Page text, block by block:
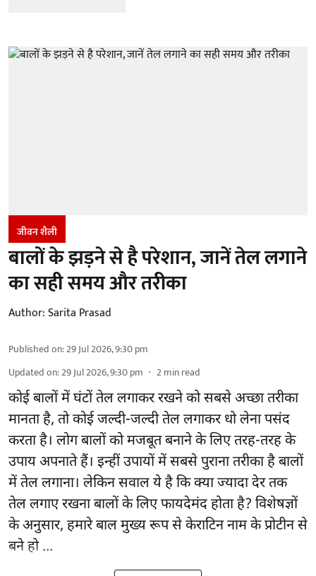
जीवन शैली
बालों के झड़ने से है परेशान, जानें तेल लगाने
का सही समय और तरीका
Author:Sarita Prasad
Published on:29 Jul 2026, 9:30 pm
Updated on:29 Jul 2026, 9:30 pm 2min read
कोई बालों में घंटों तेल लगाकर रखने को सबसे अच्छा तरीका
मानता है, तो कोई जल्दी-जल्दी तेल लगाकर धो लेना पसंद
करता है। लोग बालों को मजबूत बनाने के लिए तरह-तरह के
उपाय अपनाते हैं। इन्हीं उपायों में सबसे पुराना तरीका है बालों
में तेल लगाना। लेकिन सवाल ये है कि क्या ज्यादा देर तक
तेल लगाए रखना बालों के लिए फायदेमंद होता है? विशेषज्ञों
के अनुसार, हमारे बाल मुख्य रूप से केराटिन नाम के प्रोटीन से
बने हो ...